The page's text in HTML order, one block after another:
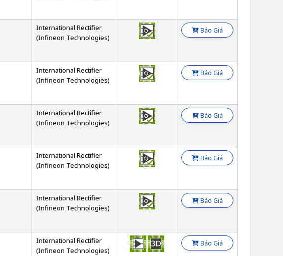
International Rectifier
(Infineon Technologies)
Báo Giá
International Rectifier
(Infineon Technologies)
Báo Giá
International Rectifier
(Infineon Technologies)
Báo Giá
International Rectifier
(Infineon Technologies)
Báo Giá
International Rectifier
(Infineon Technologies)
Báo Giá
International Rectifier
(Infineon Technologies)
Báo Giá